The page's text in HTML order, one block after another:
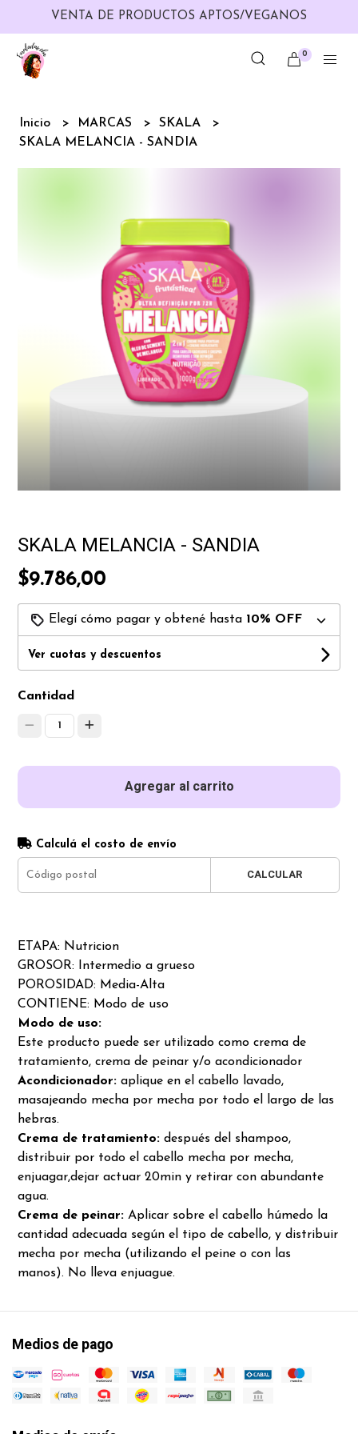
VENTA DE PRODUCTOS APTOS/VEGANOS
0
Inicio MARCAS
SKALA
SKALA MELANCIA - SANDIA
SKALA MELANCIA - SANDIA
$9.786,00
Elegí cómo pagar y obtené hasta 10% OFF
Ver cuotas y descuentos
Cantidad
1
Agregar al carrito
Calculá el costo de envío
CALCULAR
ETAPA: Nutricion
GROSOR: Intermedio a grueso
POROSIDAD: Media-Alta
CONTIENE: Modo de uso
Modo de uso:
Este producto puede ser utilizado como crema de
tratamiento, crema de peinar y/o acondicionador
Acondicionador: aplique en el cabello lavado,
masajeando mecha por mecha por todo el largo de las
hebras.
Crema de tratamiento: después del shampoo,
distribuir por todo el cabello mecha por mecha,
enjuagar,dejar actuar 20min y retirar con abundante
agua.
Crema de peinar: Aplicar sobre el cabello húmedo la
cantidad adecuada según el tipo de cabello, y distribuir
mecha por mecha (utilizando el peine o con las
manos). No lleva enjuague.
Medios de pago